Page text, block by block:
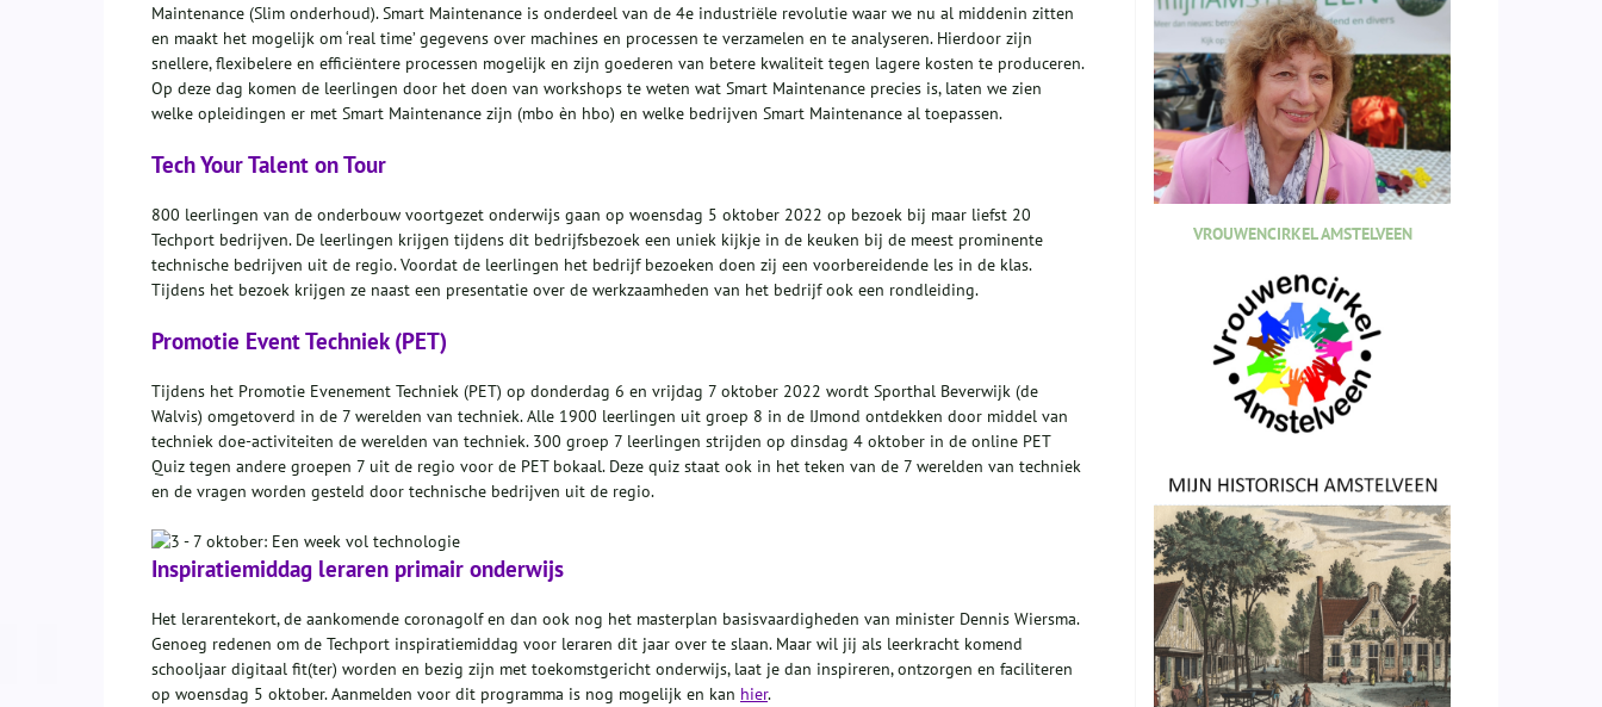
Maintenance (Slim onderhoud). Smart Maintenance is onderdeel van de 4e industriële revolutie waar we nu al middenin zitten
en maakt het mogelijk om ‘real time’ gegevens over machines en processen te verzamelen en te analyseren. Hierdoor zijn
snellere, flexibelere en efficiëntere processen mogelijk en zijn goederen van betere kwaliteit tegen lagere kosten te produceren.
Op deze dag komen de leerlingen door het doen van workshops te weten wat Smart Maintenance precies is, laten we zien
welke opleidingen er met Smart Maintenance zijn (mbo èn hbo) en welke bedrijven Smart Maintenance al toepassen.
Tech Your Talent on Tour
800 leerlingen van de onderbouw voortgezet onderwijs gaan op woensdag 5 oktober 2022 op bezoek bij maar liefst 20
Techport bedrijven. De leerlingen krijgen tijdens dit bedrijfsbezoek een uniek kijkje in de keuken bij de meest prominente
technische bedrijven uit de regio. Voordat de leerlingen het bedrijf bezoeken doen zij een voorbereidende les in de klas.
Tijdens het bezoek krijgen ze naast een presentatie over de werkzaamheden van het bedrijf ook een rondleiding.
Promotie Event Techniek (PET)
Tijdens het Promotie Evenement Techniek (PET) op donderdag 6 en vrijdag 7 oktober 2022 wordt Sporthal Beverwijk (de
Walvis) omgetoverd in de 7 werelden van techniek. Alle 1900 leerlingen uit groep 8 in de IJmond ontdekken door middel van
techniek doe-activiteiten de werelden van techniek. 300 groep 7 leerlingen strijden op dinsdag 4 oktober in de online PET
Quiz tegen andere groepen 7 uit de regio voor de PET bokaal. Deze quiz staat ook in het teken van de 7 werelden van techniek
en de vragen worden gesteld door technische bedrijven uit de regio.
Inspiratiemiddag leraren primair onderwijs
Het lerarentekort, de aankomende coronagolf en dan ook nog het masterplan basisvaardigheden van minister Dennis Wiersma.
Genoeg redenen om de Techport inspiratiemiddag voor leraren dit jaar over te slaan. Maar wil jij als leerkracht komend
schooljaar digitaal fit(ter) worden en bezig zijn met toekomstgericht onderwijs, laat je dan inspireren, ontzorgen en faciliteren
op woensdag 5 oktober. Aanmelden voor dit programma is nog mogelijk en kan hier.
VROUWENCIRKEL AMSTELVEEN